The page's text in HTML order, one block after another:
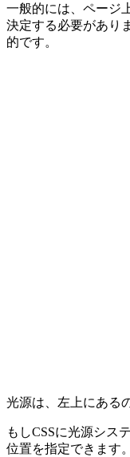
一般的には、ページ
決定する必要があり
的です。
光源は、左上にある
もしCSSに光源シス
位置を指定できます